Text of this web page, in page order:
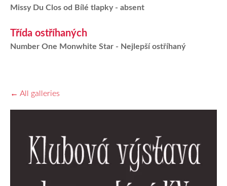
Missy Du Clos od Bílé tlapky - absent
Třída ostříhaných
Number One Monwhite Star - Nejlepší ostříhaný
All galleries